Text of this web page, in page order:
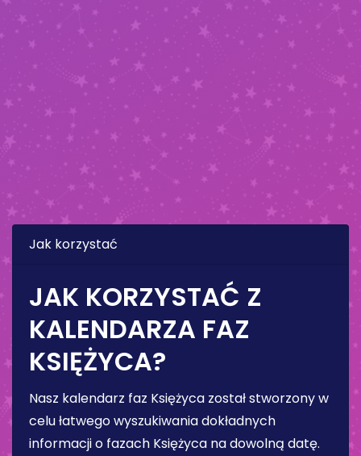
Jak korzystać
JAK KORZYSTAĆ Z
KALENDARZA FAZ
KSIĘŻYCA?
Nasz kalendarz faz Księżyca został stworzony w
celu łatwego wyszukiwania dokładnych
informacji o fazach Księżyca na dowolną datę.